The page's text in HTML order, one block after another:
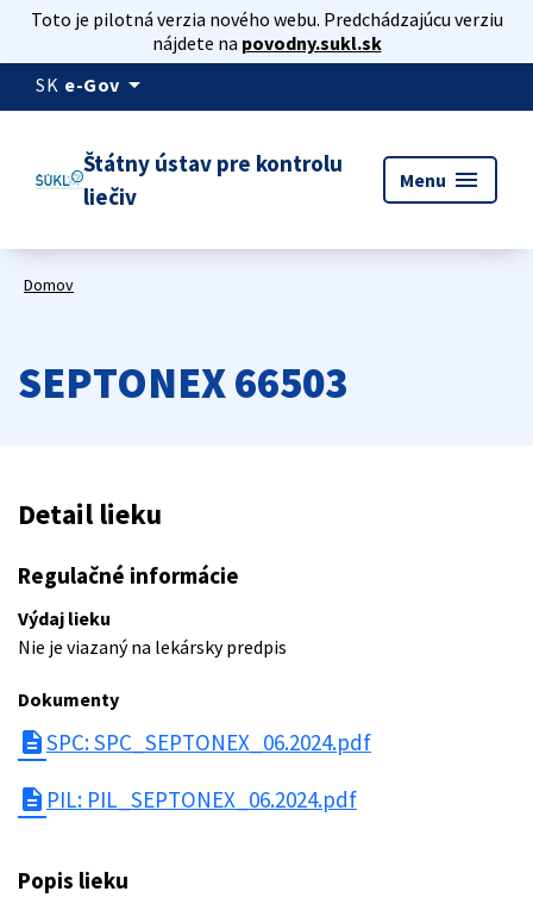
Toto je pilotná verzia nového webu. Predchádzajúcu verziu
nájdete na povodny.sukl.sk
SK e-Gov arrow_drop_down
Štátny ústav pre kontrolu
liečiv
Menu menu
Domov
SEPTONEX 66503
Detail lieku
Regulačné informácie
Výdaj lieku
Nie je viazaný na lekársky predpis
Dokumenty
descriptionSPC: SPC_SEPTONEX_06.2024.pdf
description PIL: PIL_SEPTONEX_06.2024.pdf
Popis lieku